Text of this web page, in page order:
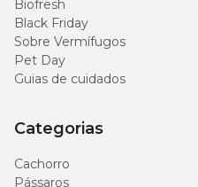
Metionina (mín)
Taurina (mín)
Ômega 6 (mín)
Ômega 3 (mín)
Biofresh
Black Friday
Sobre Vermífugos
Pet Day
Guias de cuidados
Categorias
Cachorro
Pássaros